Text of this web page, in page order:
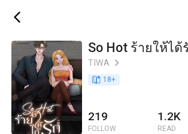
ic_back
So Hot ร้ายให้ได้
TIWA ic_arrow_right
book_age 18+
219
FOLLOW
1.2K
READ